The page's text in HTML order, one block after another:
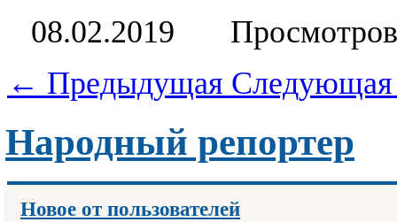
08.02.2019
← Предыдущая
Народный репортер
Новое от пользователей